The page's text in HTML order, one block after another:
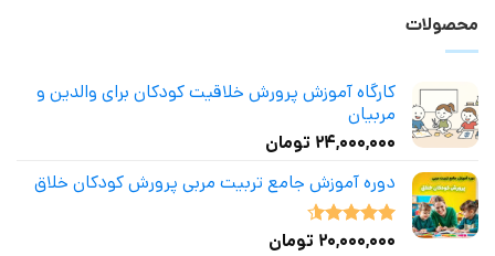
محصولات
کارگاه آموزش پرورش خلاقیت کودکان برای والدین و
مربیان
۲۴,۰۰۰,۰۰۰ تومان
دوره آموزش جامع تربیت مربی پرورش کودکان خلاق
نمره4.50
۲۰,۰۰۰,۰۰۰ تومان